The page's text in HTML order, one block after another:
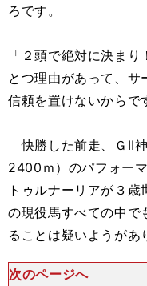
ろです。
「２頭で絶対に決ま
とつ理由があって、
信頼を置けないからで
快勝した前走、ＧII
2400ｍ）のパフォー
トゥルナーリアが３
の現役馬すべての中で
ることは疑いようがあ
次のページへ